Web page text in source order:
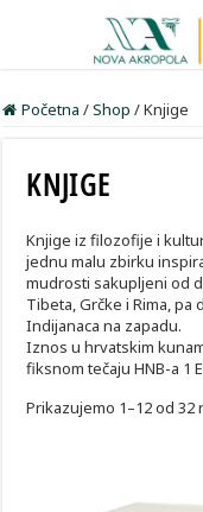
Početna /Shop /Knjige
KNJIGE
Knjige iz filozofije i
jednu malu zbirku
mudrosti sakupljeni od
Tibeta, Grčke i Rima,
Indijanaca na zapadu.
Iznos u hrvatskim
fiksnom tečaju HNB-a 1
Prikazujemo 1–12 od 32